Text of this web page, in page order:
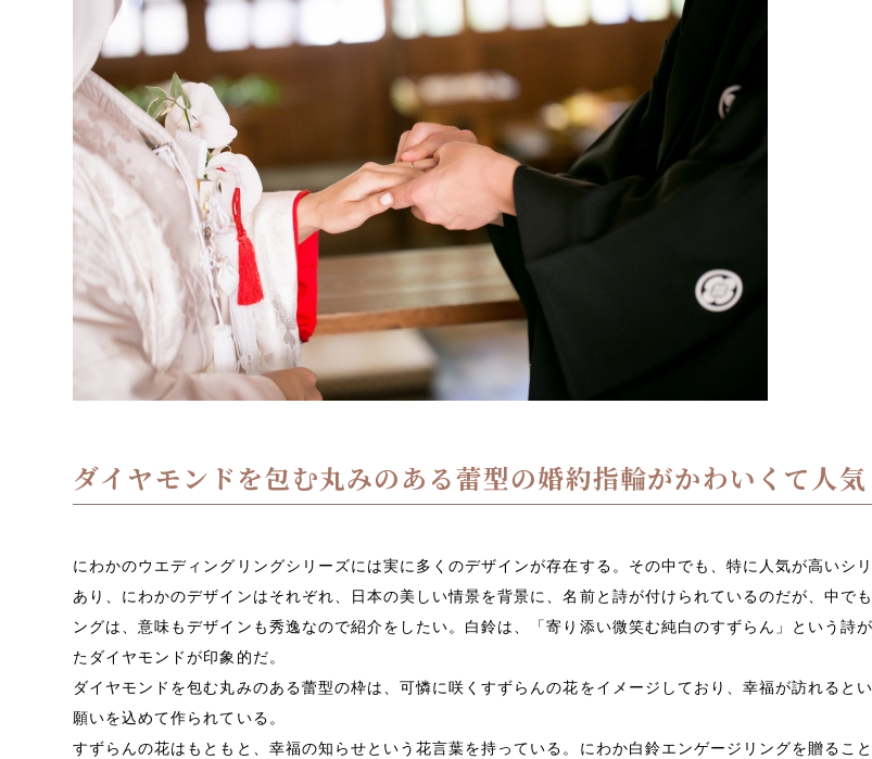
ダイヤモンドを包む丸みのある蕾型の婚約指輪がかわいくて人気
にわかのウエディングリングシリーズには実に多くのデザインが存在する。その中でも、特に人気が高い
あり、にわかのデザインはそれぞれ、日本の美しい情景を背景に、名前と詩が付けられているのだが、中で
ングは、意味もデザインも秀逸なので紹介をしたい。白鈴は、「寄り添い微笑む純白のすずらん」という
たダイヤモンドが印象的だ。
ダイヤモンドを包む丸みのある蕾型の枠は、可憐に咲くすずらんの花をイメージしており、幸福が訪れる
願いを込めて作られている。
すずらんの花はもともと、幸福の知らせという花言葉を持っている。にわか白鈴エンゲージリングを贈るこ